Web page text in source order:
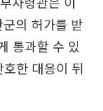
의 허가를 받
통과할 수 있
한 대응이 뒤